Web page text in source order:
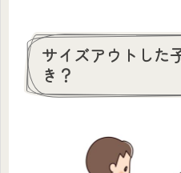
サイズアウトした
き？